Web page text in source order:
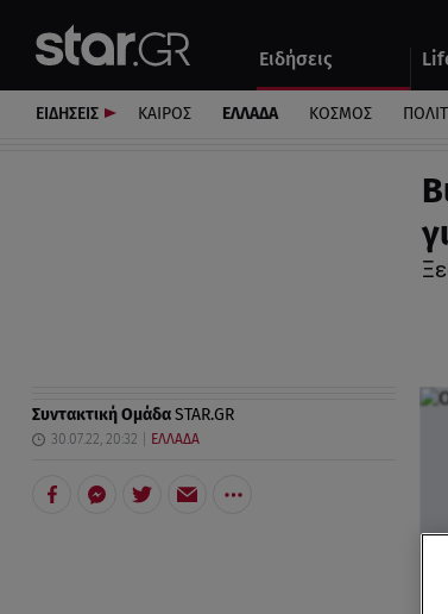
Ειδήσεις
Αυτοκίνητο
ΕΙΔΗΣΕΙΣ ΚΑΙΡΟΣ ΕΛΛΑΔΑ ΚΟΣΜΟΣ
Συντακτική ΟμάδαSTAR.GR
30.07.22, 20:32 ΕΛΛΑΔΑ